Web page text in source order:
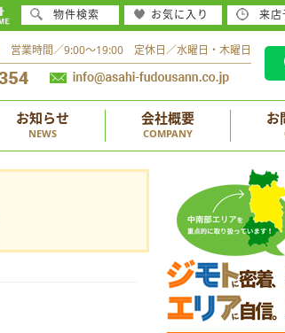
営業時間／9:00～19:00 定休日／水曜日・木曜日
お知らせ
NEWS
会社概要
COMPANY
お
物件検索 お気に入り 来店